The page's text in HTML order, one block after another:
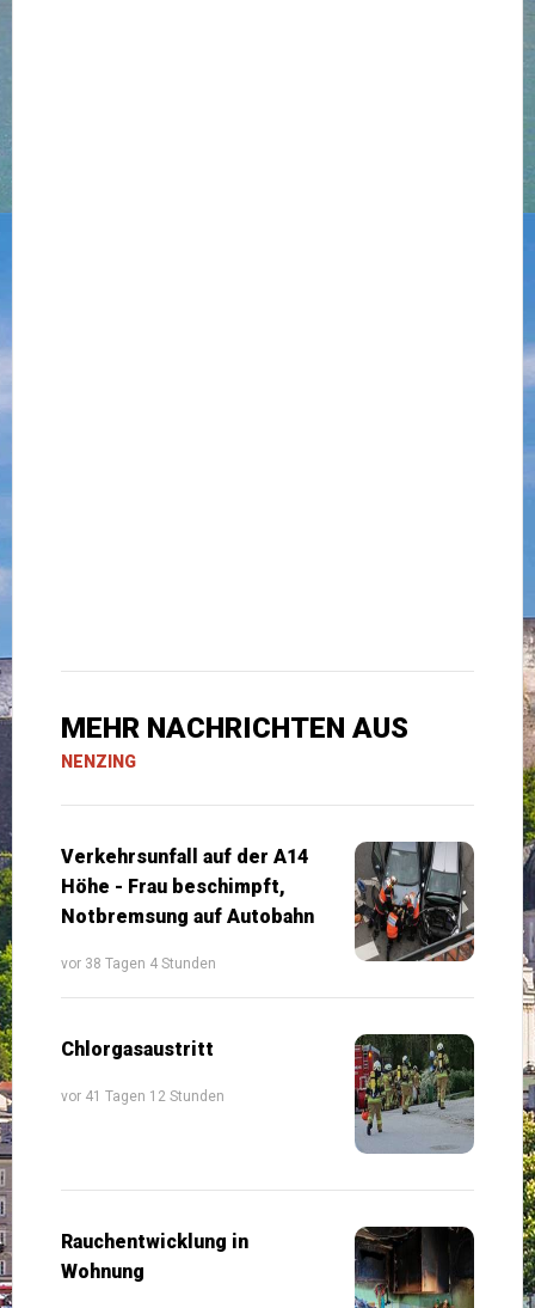
MEHR NACHRICHTEN AUS
NENZING
Verkehrsunfall auf der A14
Höhe - Frau beschimpft,
Notbremsung auf Autobahn
vor 38 Tagen 4 Stunden
Chlorgasaustritt
vor 41 Tagen 12 Stunden
Rauchentwicklung in
Wohnung